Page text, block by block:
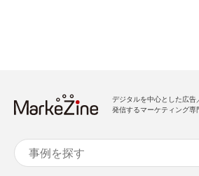
デジタルを中心とした広
発信するマーケティング専